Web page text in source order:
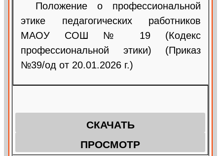
Положение о профессиональной
этике педагогических работников
МАОУ СОШ № 19 (Кодекс
профессиональной этики) (Приказ
№39/од от 20.01.2026 г.)
СКАЧАТЬ
ПРОСМОТР